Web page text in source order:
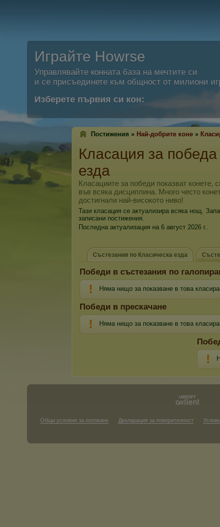
Играйте Howrse
Управлявайте конната база на мечтите си
и се присъединете към общност от милиони
Изберете първия си кон:
Постижения » Най-добрите коне »
Класация за
езда
Класациите за победи показват конете,
във всяка дисциплина. Много често
достигнали най-високото ниво!
Тази класация се актуализира всяка нощ.
записани постижения.
Последна актуализация на 6 август 2026 г..
Състезания по Класическа езда
Победи в състезания по
Няма нищо за показване в това
Победи в прескачане
Няма нищо за показване в това
Общи условия за ползване Декларация за поверителност